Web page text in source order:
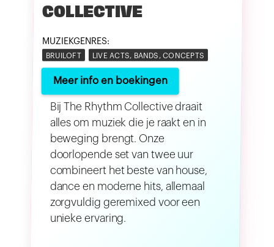
COLLECTIVE
MUZIEKGENRES:
BRUILOFT LIVE ACTS, BANDS, CONCEPTS
Meer info en boekingen
Bij The Rhythm Collective draait
alles om muziek die je raakt en in
beweging brengt. Onze
doorlopende set van twee uur
combineert het beste van house,
dance en moderne hits, allemaal
zorgvuldig geremixed voor een
unieke ervaring.